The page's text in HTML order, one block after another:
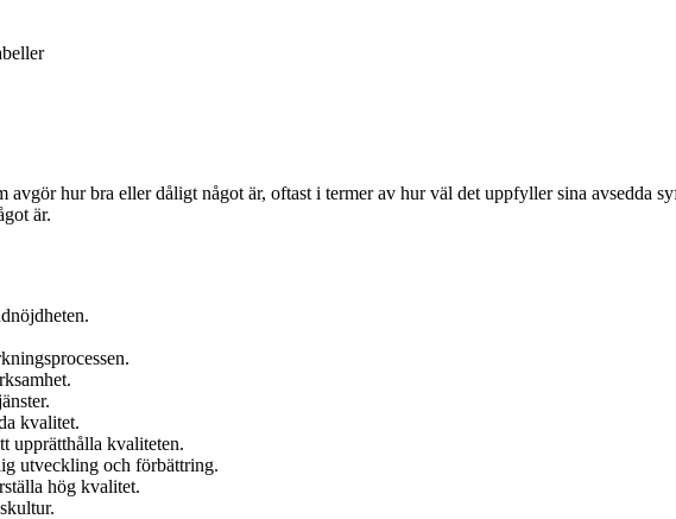
avgör hur bra eller dåligt något är, oftast i termer av hur väl det uppfyller sina avsedda
är.
kvalitet.
upprätthålla kvaliteten.
utveckling och förbättring.
hög kvalitet.